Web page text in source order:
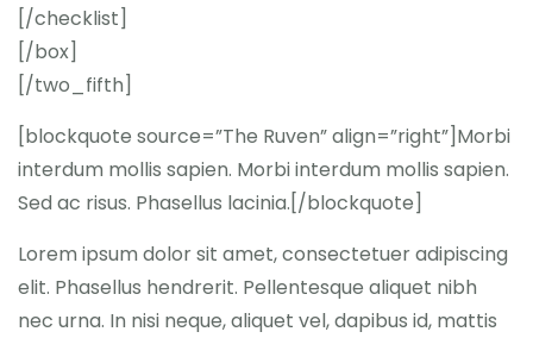
[/checklist]
[/box]
[/two_fifth]
[blockquote source=”The Ruven” align=”right”]Morbi
interdum mollis sapien. Morbi interdum mollis sapien.
Sed ac risus. Phasellus lacinia.[/blockquote]
Lorem ipsum dolor sit amet, consectetuer adipiscing
elit. Phasellus hendrerit. Pellentesque aliquet nibh
nec urna. In nisi neque, aliquet vel, dapibus id, mattis